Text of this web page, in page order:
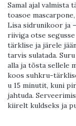
Samal ajal valmista
toasoe
Lisa sidrunikoor ja
riiviga otse segusse
tärklise ja järele
tarvis sulatada.
alla ja tõsta sellele
koos suhkru-
u 15 minutit, kuni
jahtuda.
kiirelt kuldseks ja